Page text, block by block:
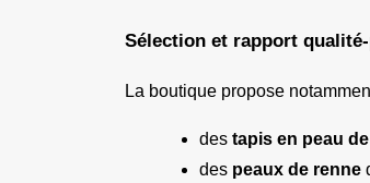
Sélection et rapport
La boutique propose
des tapis en peau
des peaux de renne